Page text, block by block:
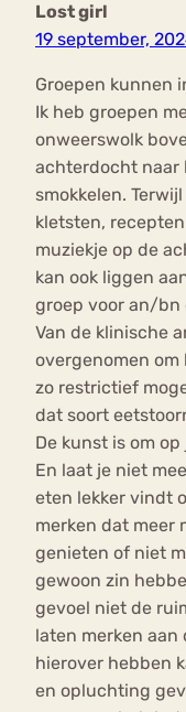
Lost girl
19 september,
Groepen kunnen
Ik heb groepen
onweerswolk
achterdocht naar
smokkelen.
kletsten,
muziekje op de
kan ook liggen
groep voor an/bn
Van de klinische
overgenomen om
zo restrictief
dat soort
De kunst is om
En laat je niet
eten lekker vindt
merken dat meer
genieten of niet
gewoon zin
gevoel niet de
laten merken
hierover hebben
en opluchting